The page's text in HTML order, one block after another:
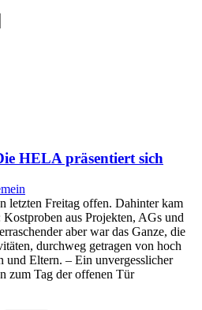
HELA präsentiert sich
letzten Freitag offen. Dahinter kam
aus Projekten, AGs und
aber war das Ganze, die
durchweg getragen von hoch
und Eltern. – Ein unvergesslicher
zum Tag der offenen Tür